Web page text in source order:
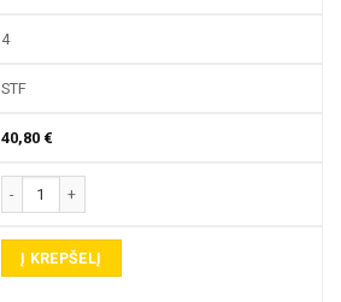
4
STF
40,80 €
produkto kiekis: 3431 PIRŠTINĖ FREZA
Į KREPŠELĮ